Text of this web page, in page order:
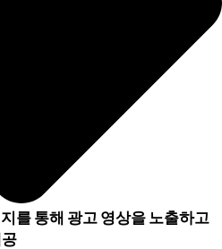
를 통해 광고 영상을 노출하고